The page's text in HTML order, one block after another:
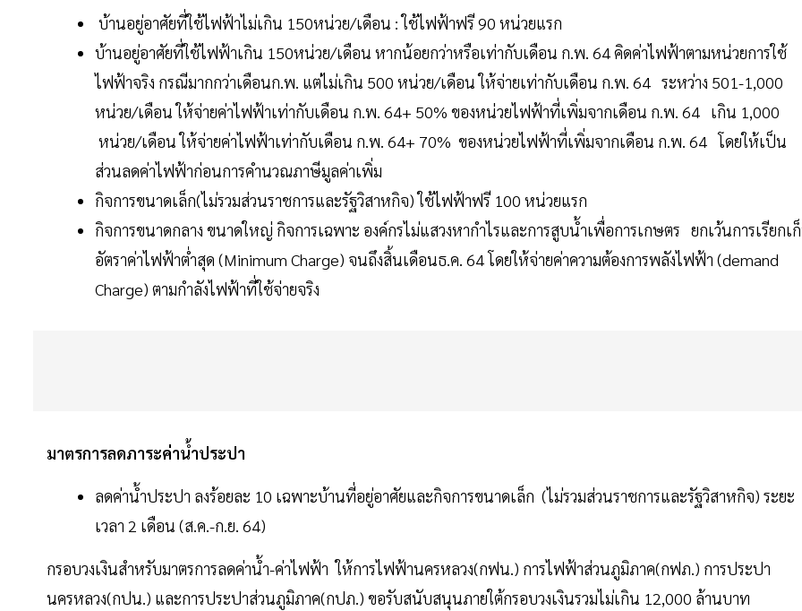
บ้านอยู่อาศัยที่ใช้ไฟฟ้าไม่เกิน 150หน่วย/เดือน : ใช้ไฟฟ้าฟรี 90 หน่วยแรก
บ้านอยู่อาศัยที่ใช้ไฟฟ้าเกิน 150หน่วย/เดือน หากน้อยกว่าหรือเท่ากับเดือน ก.พ. 64 คิดค่าไฟฟ้าตามหน่วยการใช้
ไฟฟ้าจริง กรณีมากกว่าเดือนก.พ. แต่ไม่เกิน 500 หน่วย/เดือน ให้จ่ายเท่ากับเดือน ก.พ. 64 ระหว่าง 501-1,000
หน่วย/เดือน ให้จ่ายค่าไฟฟ้าเท่ากับเดือน ก.พ. 64+ 50% ของหน่วยไฟฟ้าที่เพิ่มจากเดือน ก.พ. 64 เกิน 1,000
หน่วย/เดือน ให้จ่ายค่าไฟฟ้าเท่ากับเดือน ก.พ. 64+ 70% ของหน่วยไฟฟ้าที่เพิ่มจากเดือน ก.พ. 64 โดยให้เป็น
ส่วนลดค่าไฟฟ้าก่อนการคำนวณภาษีมูลค่าเพิ่ม
กิจการขนาดเล็ก(ไม่รวมส่วนราชการและรัฐวิสาหกิจ) ใช้ไฟฟ้าฟรี 100 หน่วยแรก
กิจการขนาดกลาง ขนาดใหญ่ กิจการเฉพาะ องค์กรไม่แสวงหากำไรและการสูบน้ำเพื่อการเกษตร ยกเว้นการเรียกเ
อัตราค่าไฟฟ้าต่ำสุด (Minimum Charge) จนถึงสิ้นเดือนธ.ค. 64 โดยให้จ่ายค่าความต้องการพลังไฟฟ้า (demand
Charge) ตามกำลังไฟฟ้าที่ใช้จ่ายจริง
มาตรการลดภาระค่าน้ำประปา
ลดค่าน้ำประปา ลงร้อยละ 10 เฉพาะบ้านที่อยู่อาศัยและกิจการขนาดเล็ก (ไม่รวมส่วนราชการและรัฐวิสาหกิจ) ระยะ
เวลา 2 เดือน (ส.ค.-ก.ย. 64)
กรอบวงเงินสำหรับมาตรการลดค่าน้ำ-ค่าไฟฟ้า ให้การไฟฟ้านครหลวง(กฟน.) การไฟฟ้าส่วนภูมิภาค(กฟภ.) การประปา
นครหลวง(กปน.) และการประปาส่วนภูมิภาค(กปภ.) ขอรับสนับสนุนภายใต้กรอบวงเงินรวมไม่เกิน 12,000 ล้านบาท